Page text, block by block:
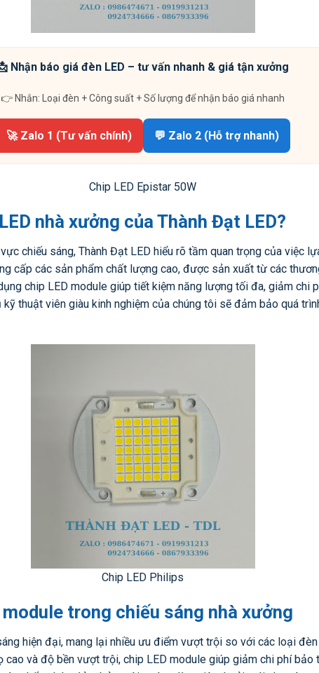
Nhận báo giá đèn LED – tư vấn nhanh & giá tận xưởng
👉 Nhắn: Loại đèn + Công suất + Số lượng để nhận báo giá nhanh
🚀 Zalo 1 (Tư vấn chính) 💬 Zalo 2 (Hỗ trợ nhanh)
Chip LED Epistar 50W
nhà xưởng của Thành Đạt LED?
chiếu sáng, Thành Đạt LED hiểu rõ tầm quan trọng của việc
cấp các sản phẩm chất lượng cao, được sản xuất từ các
chip LED module giúp tiết kiệm năng lượng tối đa, giảm chi
thuật viên giàu kinh nghiệm của chúng tôi sẽ đảm bảo quá
Chip LED Philips
trong chiếu sáng nhà xưởng
hiện đại, mang lại nhiều ưu điểm vượt trội so với các loại
và độ bền vượt trội, chip LED module giúp giảm chi phí bảo